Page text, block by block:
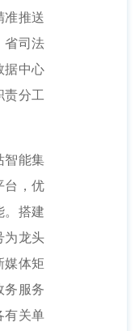
准推送
省司法
据中心
责分工
能集
台，优
。搭建
为龙头
媒体矩
务服务
有关单